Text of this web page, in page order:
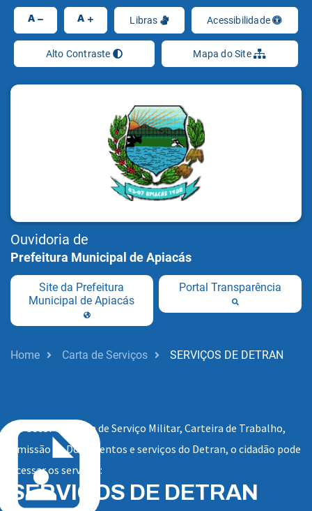
A A Libras Acessibilidade
Alto Contraste Mapa do Site
Ouvidoria de
Prefeitura Municipal de Apiacás
Site da Prefeitura
Municipal de Apiacás
Portal Transparência
Home Carta de Serviços SERVIÇOS DE DETRAN
No Setor da Junta de Serviço Militar, Carteira de Trabalho,
Emissão de Documentos e serviços do Detran, o cidadão pode
acessar os serviços:
SERVIÇOS DE DETRAN